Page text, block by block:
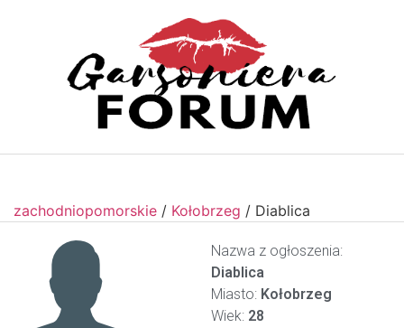
zachodniopomorskie / Kołobrzeg / Diablica
Nazwa z ogłoszenia:
Diablica
Miasto: Kołobrzeg
Wiek: 28